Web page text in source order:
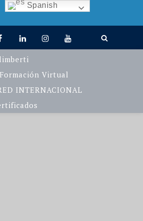
linkedinInstagram
You
Tube
TikTok
Formación Virtual
INTERNACIONAL
Spanish